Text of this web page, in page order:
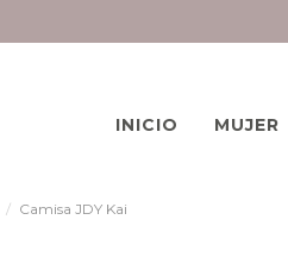
INICIO
MUJER
Camisa JDY Kai